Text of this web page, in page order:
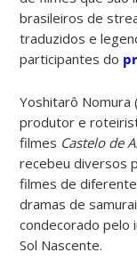
brasileiros de
traduzidos e
participantes do
Yoshitarô
produtor e
filmes Castelo de
recebeu diversos
filmes de
dramas de
condecorado pelo
Sol Nascente.